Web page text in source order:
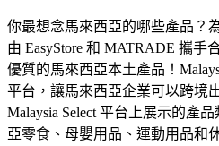
你最想念馬來西亞的哪些產品？
由 EasyStore 和 MATRADE 攜手
優質的馬來西亞本土產品！
平台，讓馬來西亞企業可以跨境
Malaysia Select 平台上展示的產
亞零食、母嬰用品、運動用品和